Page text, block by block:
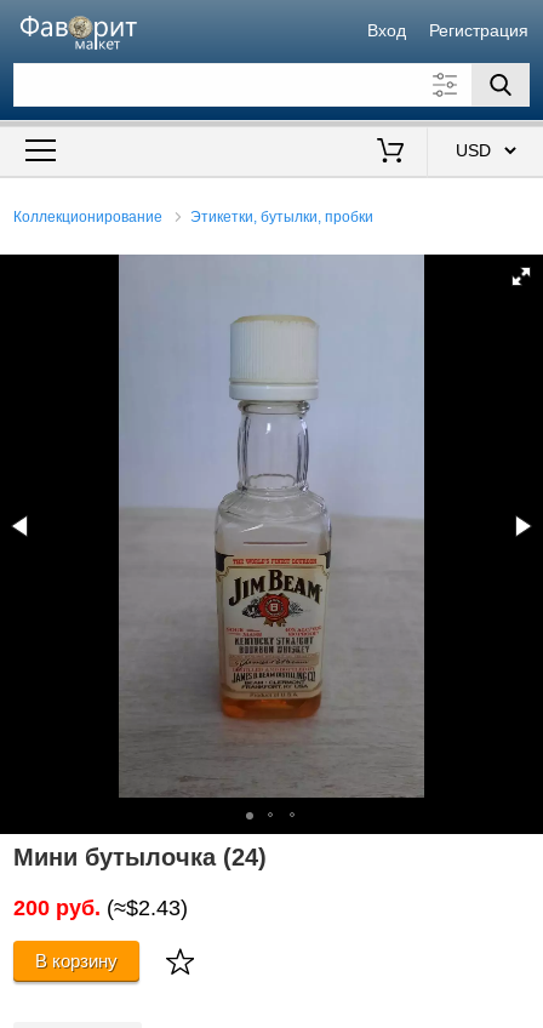
Вход Регистрация
Искать также в описании
Коллекционирование Этикетки, бутылки, пробки
Мини бутылочка (24)
200 руб. (≈$2.43)
В корзину